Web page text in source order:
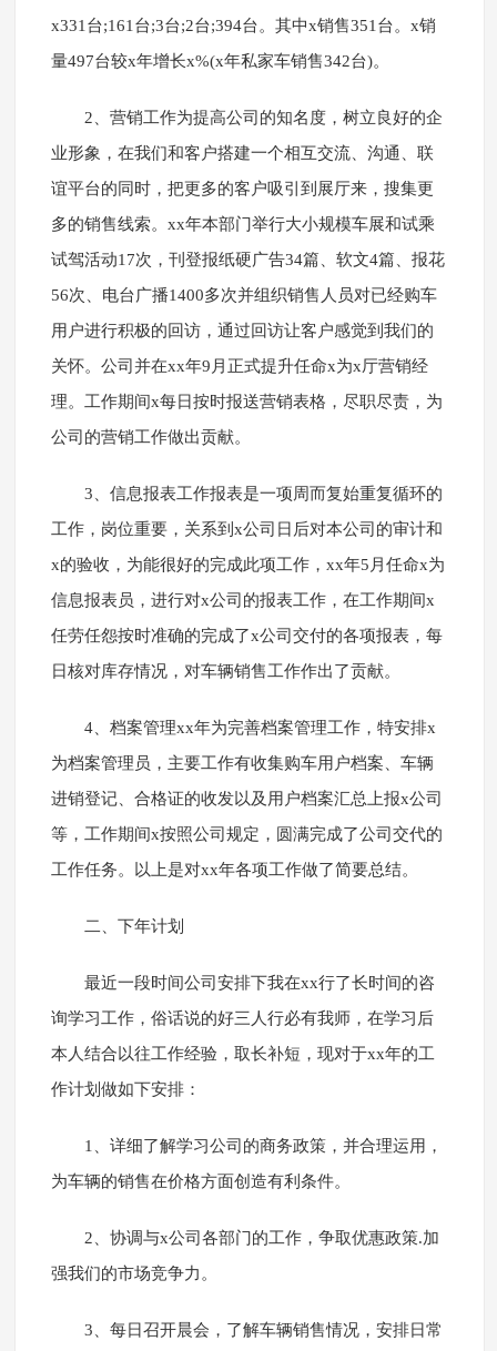
x331台;161台;3台;2台;394台。其中x销售351台。x销
量497台较x年增长x%(x年私家车销售342台)。
2、营销工作为提高公司的知名度，树立良好的企
业形象，在我们和客户搭建一个相互交流、沟通、联
谊平台的同时，把更多的客户吸引到展厅来，搜集更
多的销售线索。xx年本部门举行大小规模车展和试乘
试驾活动17次，刊登报纸硬广告34篇、软文4篇、报花
56次、电台广播1400多次并组织销售人员对已经购车
用户进行积极的回访，通过回访让客户感觉到我们的
关怀。公司并在xx年9月正式提升任命x为x厅营销经
理。工作期间x每日按时报送营销表格，尽职尽责，为
公司的营销工作做出贡献。
3、信息报表工作报表是一项周而复始重复循环的
工作，岗位重要，关系到x公司日后对本公司的审计和
x的验收，为能很好的完成此项工作，xx年5月任命x为
信息报表员，进行对x公司的报表工作，在工作期间x
任劳任怨按时准确的完成了x公司交付的各项报表，每
日核对库存情况，对车辆销售工作作出了贡献。
4、档案管理xx年为完善档案管理工作，特安排x
为档案管理员，主要工作有收集购车用户档案、车辆
进销登记、合格证的收发以及用户档案汇总上报x公司
等，工作期间x按照公司规定，圆满完成了公司交代的
工作任务。以上是对xx年各项工作做了简要总结。
二、下年计划
最近一段时间公司安排下我在xx行了长时间的咨
询学习工作，俗话说的好三人行必有我师，在学习后
本人结合以往工作经验，取长补短，现对于xx年的工
作计划做如下安排：
1、详细了解学习公司的商务政策，并合理运用，
为车辆的销售在价格方面创造有利条件。
2、协调与x公司各部门的工作，争取优惠政策.加
强我们的市场竞争力。
3、每日召开晨会，了解车辆销售情况，安排日常